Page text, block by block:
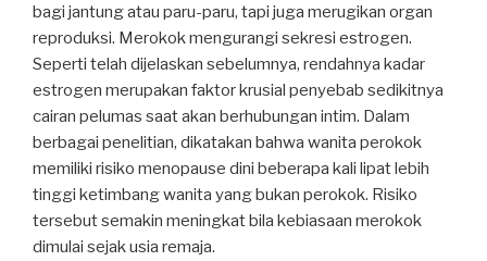
bagi jantung atau paru-paru, tapi juga merugikan organ
reproduksi. Merokok mengurangi sekresi estrogen.
Seperti telah dijelaskan sebelumnya, rendahnya kadar
estrogen merupakan faktor krusial penyebab sedikitnya
cairan pelumas saat akan berhubungan intim. Dalam
berbagai penelitian, dikatakan bahwa wanita perokok
memiliki risiko menopause dini beberapa kali lipat lebih
tinggi ketimbang wanita yang bukan perokok. Risiko
tersebut semakin meningkat bila kebiasaan merokok
dimulai sejak usia remaja.